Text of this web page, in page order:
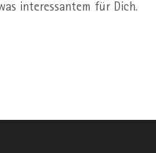
interessantem für Dich.